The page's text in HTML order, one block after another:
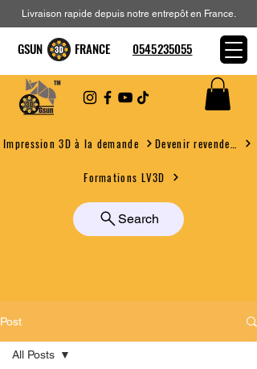
Impression 3D à la demande
Formations LV3D
Search
Livraison rapide depuis notre entrepôt en France.
GSUN FRANCE 0545235055
Post
All Posts